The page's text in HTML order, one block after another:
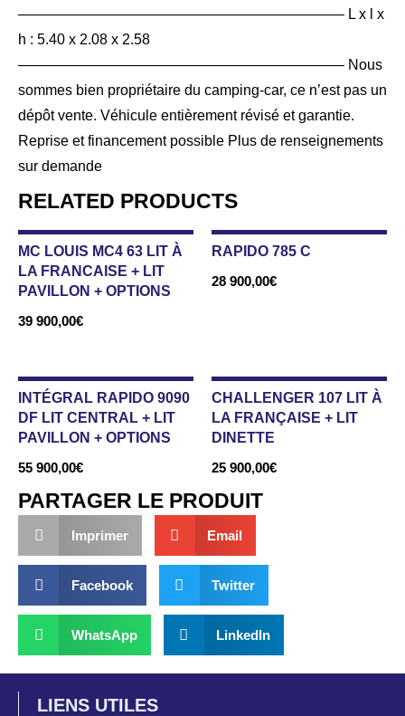
——————————————————————– L x l x
h : 5.40 x 2.08 x 2.58
——————————————————————– Nous
sommes bien propriétaire du camping-car, ce n’est pas un
dépôt vente. Véhicule entièrement révisé et garantie.
Reprise et financement possible Plus de renseignements
sur demande
RELATED PRODUCTS
MC LOUIS MC4 63 LIT À
LA FRANCAISE + LIT
PAVILLON + OPTIONS
39 900,00€
RAPIDO 785 C
28 900,00€
INTÉGRAL RAPIDO 9090
DF LIT CENTRAL + LIT
PAVILLON + OPTIONS
55 900,00€
CHALLENGER 107 LIT À
LA FRANÇAISE + LIT
DINETTE
25 900,00€
PARTAGER LE PRODUIT
Imprimer Email
Facebook Twitter
WhatsApp LinkedIn
LIENS UTILES